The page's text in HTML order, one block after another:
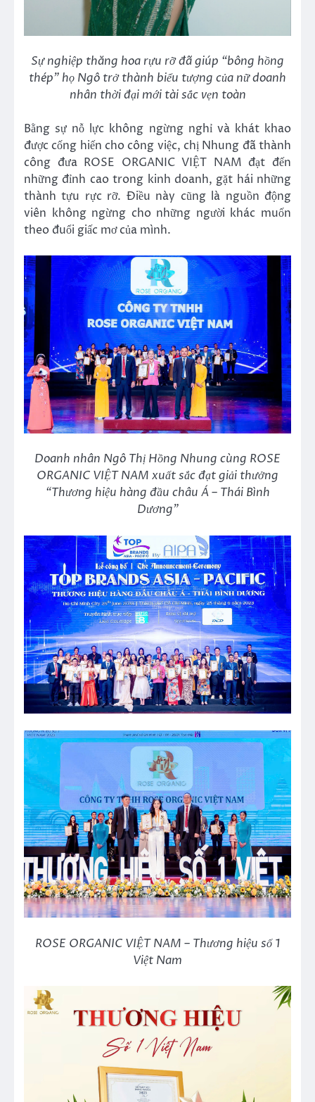
Sự nghiệp thăng hoa rựu rỡ đã giúp “bông hồng
thép” họ Ngô trở thành biểu tượng của nữ doanh
nhân thời đại mới tài sắc vẹn toàn
Bằng sự nỗ lực không ngừng nghỉ và khát khao
được cống hiến cho công việc, chị Nhung đã thành
công đưa ROSE ORGANIC VIỆT NAM đạt đến
những đỉnh cao trong kinh doanh, gặt hái những
thành tựu rực rỡ. Điều này cũng là nguồn động
viên không ngừng cho những người khác muốn
theo đuổi giấc mơ của mình.
Doanh nhân Ngô Thị Hồng Nhung cùng ROSE
ORGANIC VIỆT NAM xuất sắc đạt giải thưởng
“Thương hiệu hàng đầu châu Á – Thái Bình
Dương”
ROSE ORGANIC VIỆT NAM – Thương hiệu số 1
Việt Nam